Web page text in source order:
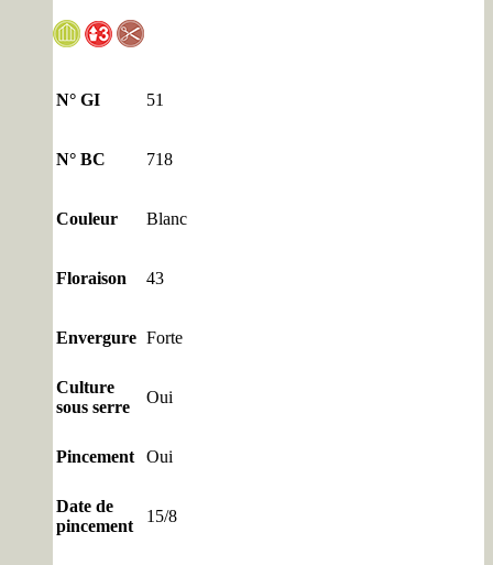
N° GI 51
N° BC 718
Couleur Blanc
Floraison 43
Envergure Forte
Culture
sous serre
Oui
Pincement Oui
Date de
pincement
15/8